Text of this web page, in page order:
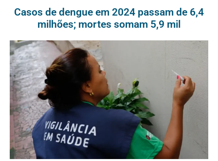
Casos de dengue em 2024 passam de 6,4
milhões; mortes somam 5,9 mil